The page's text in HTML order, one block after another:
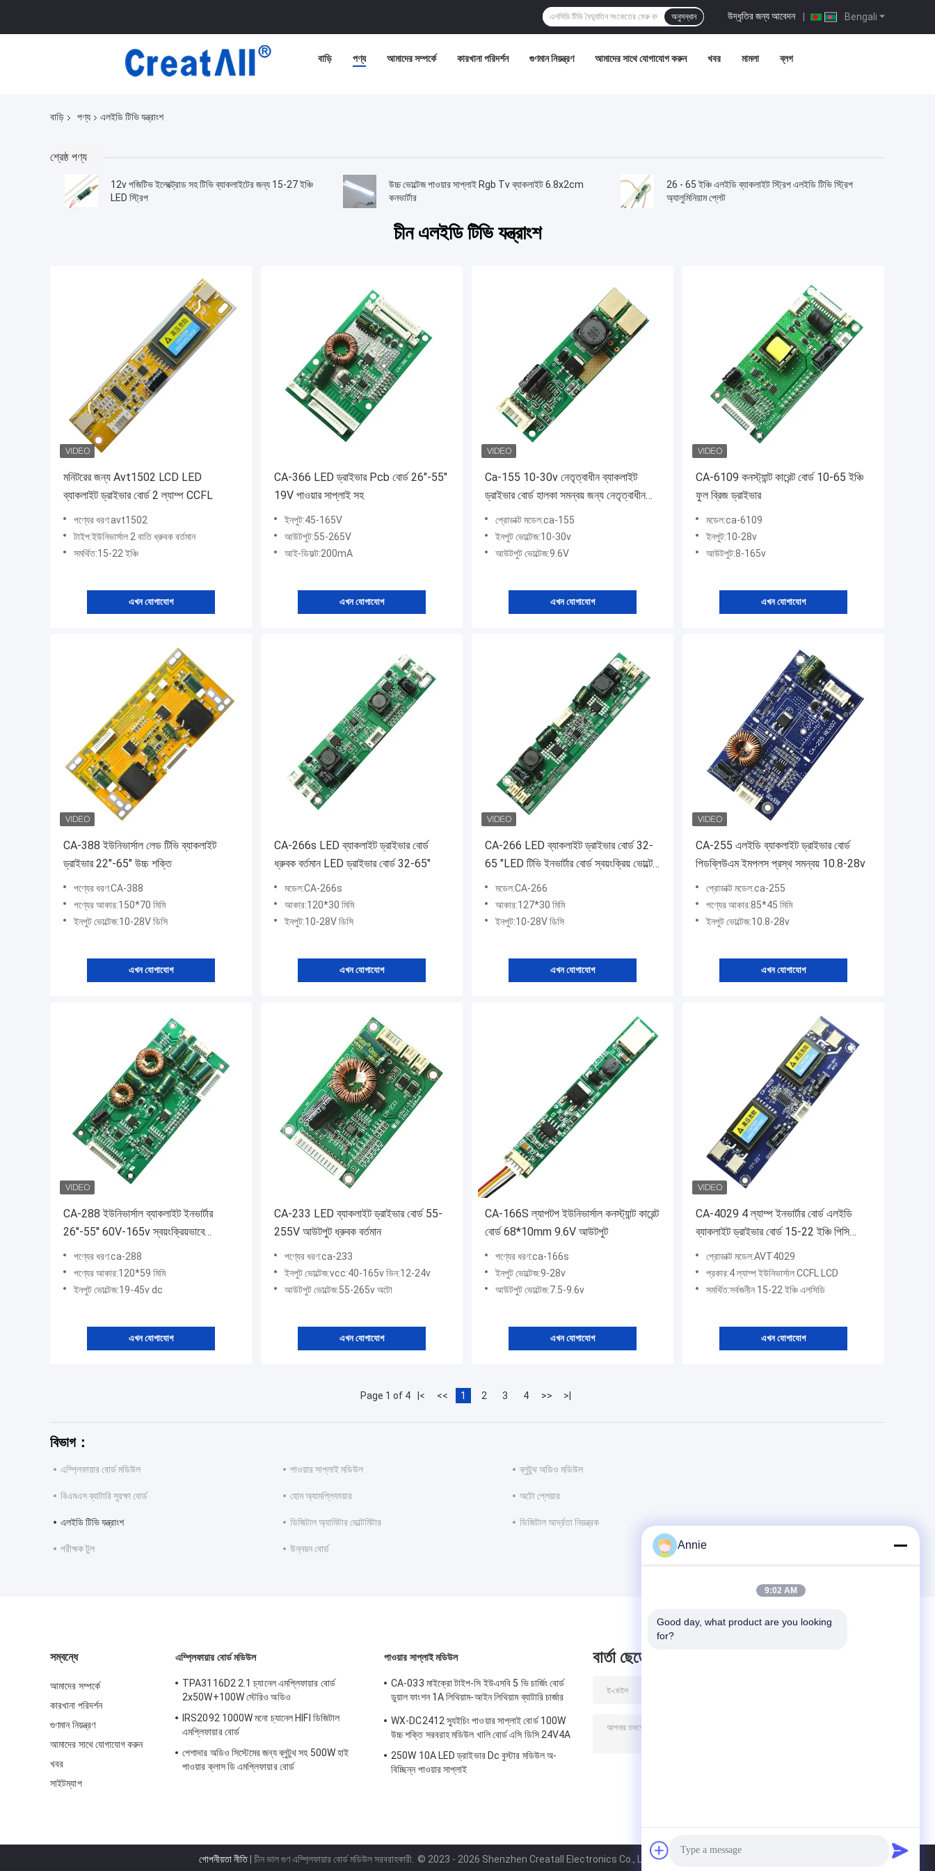
Bengali
উদ্ধৃতির জন্য আবেদন |
অনুসন্ধান
বাড়ি পণ্য আমাদের সম্পর্কে কারখানা পরিদর্শন গুণমান নিয়ন্ত্রণ আমাদের সাথে যোগাযোগ করুন খবর মামলা ব্লগ
বাড়ি পণ্য এলইডি টিভি যন্ত্রাংশ
শ্রেষ্ঠ পণ্য
12v পজিটিভ ইলেক্ট্রোড সহ টিভি ব্যাকলাইটের জন্য 15-27 ইঞ্চি
LED স্ট্রিপ
উচ্চ ভোল্টেজ পাওয়ার সাপ্লাই Rgb Tv ব্যাকলাইট 6.8x2cm
কনভার্টার
26 - 65 ইঞ্চি এলইডি ব্যাকলাইট স্ট্রিপ এলইডি টিভি স্ট্রিপ
অ্যালুমিনিয়াম প্লেট
চীন এলইডি টিভি যন্ত্রাংশ
মনিটরের জন্য Avt1502 LCD LED
ব্যাকলাইট ড্রাইভার বোর্ড 2 ল্যাম্প CCFL
পণ্যের ধরণ:avt1502
টাইপ:ইউনিভার্সাল 2 বাতি ধ্রুবক বর্তমান
সমর্থিত:15-22 ইঞ্চি
এখন যোগাযোগ
CA-366 LED ড্রাইভার Pcb বোর্ড 26"-55"
19V পাওয়ার সাপ্লাই সহ
ইনপুট:45-165V
আউটপুট:55-265V
আই-ডিফল্ট:200mA
এখন যোগাযোগ
Ca-155 10-30v নেতৃত্বাধীন ব্যাকলাইট
ড্রাইভার বোর্ড হালকা সমন্বয় জন্য নেতৃত্বাধীন
প্রোডাক্ট মডেল:ca-155
ইনপুট ভোল্টেজ:10-30v
আউটপুট ভোল্টেজ:9.6V
এখন যোগাযোগ
CA-6109 কনস্ট্যান্ট কারেন্ট বোর্ড 10-65 ইঞ্চি
ফুল ব্রিজ ড্রাইভার
মডেল:ca-6109
ইনপুট:10-28v
আউটপুট:8-165v
এখন যোগাযোগ
CA-388 ইউনিভার্সাল লেড টিভি ব্যাকলাইট
ড্রাইভার 22"-65" উচ্চ শক্তি
পণ্যের ধরণ:CA-388
পণ্যের আকার:150*70 মিমি
ইনপুট ভোল্টেজ:10-28V ডিসি
এখন যোগাযোগ
CA-266s LED ব্যাকলাইট ড্রাইভার বোর্ড
ধ্রুবক বর্তমান LED ড্রাইভার বোর্ড 32-65"
মডেল:CA-266s
আকার:120*30 মিমি
ইনপুট:10-28V ডিসি
এখন যোগাযোগ
CA-266 LED ব্যাকলাইট ড্রাইভার বোর্ড 32-
65 "LED টিভি ইনভার্টার বোর্ড স্বয়ংক্রিয় ভোল্টেজ
মডেল:CA-266
আকার:127*30 মিমি
ইনপুট:10-28V ডিসি
এখন যোগাযোগ
CA-255 এলইডি ব্যাকলাইট ড্রাইভার বোর্ড
পিডব্লিউএম ইমপলস প্রস্থ সমন্বয় 10.8-28v
প্রোডাক্ট মডেল:ca-255
পণ্যের আকার:85*45 মিমি
ইনপুট ভোল্টেজ:10.8-28v
এখন যোগাযোগ
CA-288 ইউনিভার্সাল ব্যাকলাইট ইনভার্টার
26''-55'' 60V-165v স্বয়ংক্রিয়ভাবে
সামঞ্জস্যপূর্ণ ভোল্টেজ
পণ্যের ধরণ:ca-288
পণ্যের আকার:120*59 মিমি
ইনপুট ভোল্টেজ:19-45v dc
এখন যোগাযোগ
CA-233 LED ব্যাকলাইট ড্রাইভার বোর্ড 55-
255V আউটপুট ধ্রুবক বর্তমান
পণ্যের ধরণ:ca-233
ইনপুট ভোল্টেজ:vcc:40-165v ভিন:12-24v
আউটপুট ভোল্টেজ:55-265v অটো
এখন যোগাযোগ
CA-166S ল্যাপটপ ইউনিভার্সাল কনস্ট্যান্ট কারেন্ট
বোর্ড 68*10mm 9.6V আউটপুট
পণ্যের ধরণ:ca-166s
ইনপুট ভোল্টেজ:9-28v
আউটপুট ভোল্টেজ:7.5-9.6v
এখন যোগাযোগ
CA-4029 4 ল্যাম্প ইনভার্টার বোর্ড এলইডি
ব্যাকলাইট ড্রাইভার বোর্ড 15-22 ইঞ্চি পিসি
মনিটরের জন্য AVT4029
প্রোডাক্ট মডেল:AVT4029
প্রকার:4 ল্যাম্প ইউনিভার্সাল CCFL LCD
সমর্থিত:সর্বজনীন 15-22 ইঞ্চি এলসিডি
এখন যোগাযোগ
Page 1 of 4 |< << 1 2 3 4 >> >|
বিভাগ：
এম্প্লিফায়ার বোর্ড মডিউল পাওয়ার সাপ্লাই মডিউল ব্লুটুথ অডিও মডিউল
বিএমএস ব্যাটারি সুরক্ষা বোর্ড হোম অ্যামপ্লিফায়ার অটো প্লেয়ার
এলইডি টিভি যন্ত্রাংশ ডিজিটাল অ্যামিটার ভোল্টমিটার ডিজিটাল আর্দ্রতা নিয়ন্ত্রক
পরীক্ষক টুল উন্নয়ন বোর্ড
সম্বন্ধে
আমাদের সম্পর্কে
কারখানা পরিদর্শন
গুণমান নিয়ন্ত্রণ
আমাদের সাথে যোগাযোগ করুন
খবর
সাইটম্যাপ
এম্প্লিফায়ার বোর্ড মডিউল
TPA3116D2 2.1 চ্যানেল এমপ্লিফায়ার বোর্ড
2x50W+100W স্টেরিও অডিও
IRS2092 1000W মনো চ্যানেল HIFI ডিজিটাল
এমপ্লিফায়ার বোর্ড
পেশাদার অডিও সিস্টেমের জন্য ব্লুটুথ সহ 500W হাই
পাওয়ার ক্লাস ডি এমপ্লিফায়ার বোর্ড
পাওয়ার সাপ্লাই মডিউল
CA-033 মাইক্রো টাইপ-সি ইউএসবি 5 ভি চার্জিং বোর্ড
ডুয়াল ফাংশন 1A লিথিয়াম-আইন লিথিয়াম ব্যাটারি চার্জার
WX-DC2412 স্যুইচিং পাওয়ার সাপ্লাই বোর্ড 100W
উচ্চ শক্তি সরবরাহ মডিউল খালি বোর্ড এসি ডিসি 24V4A
250W 10A LED ড্রাইভার Dc বুস্টার মডিউল অ-
বিচ্ছিন্ন পাওয়ার সাপ্লাই
বার্তা ছেড়ে
গোপনীয়তা নীতি| চীন ভাল গুণ এম্প্লিফায়ার বোর্ড মডিউল সরবরাহকারী. © 2023 - 2026 Shenzhen Creatall Electronics Co., Ltd.. All Rights Reserved.
Annie
9:02 AM
Good day, what product are you looking
for?